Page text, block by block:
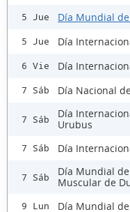
5 Jue Día Mundial
5 Jue Día
6 Vie Día
7 Sáb Día Nacional
7 Sáb
Día
Urubus
7 Sáb Día
7 Sáb
Día Mundial
Muscular de
9 Lun Día Mundial